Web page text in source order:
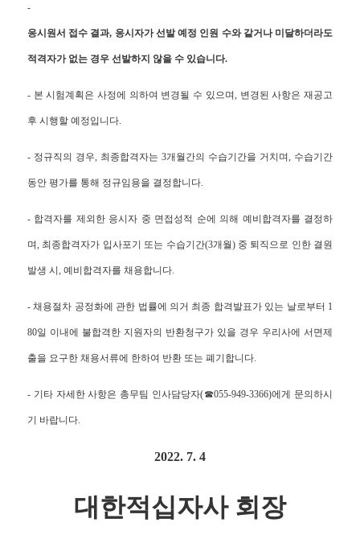
-
응시원서 접수 결과, 응시자가 선발 예정 인원 수와 같거나 미달하더라도
적격자가 없는 경우 선발하지 않을 수 있습니다.
- 본 시험계획은 사정에 의하여 변경될 수 있으며, 변경된 사항은 재공고
후 시행할 예정입니다.
- 정규직의 경우, 최종합격자는 3개월간의 수습기간을 거치며, 수습기간
동안 평가를 통해 정규임용을 결정합니다.
- 합격자를 제외한 응시자 중 면접성적 순에 의해 예비합격자를 결정하
며, 최종합격자가 입사포기 또는 수습기간(3개월) 중 퇴직으로 인한 결원
발생 시, 예비합격자를 채용합니다.
- 채용절차 공정화에 관한 법률에 의거 최종 합격발표가 있는 날로부터 1
80일 이내에 불합격한 지원자의 반환청구가 있을 경우 우리사에 서면제
출을 요구한 채용서류에 한하여 반환 또는 폐기합니다.
- 기타 자세한 사항은 총무팀 인사담당자(☎055-949-3366)에게 문의하시
기 바랍니다.
2022. 7. 4
대한적십자사 회장